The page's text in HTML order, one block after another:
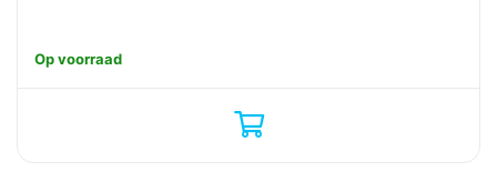
Op voorraad